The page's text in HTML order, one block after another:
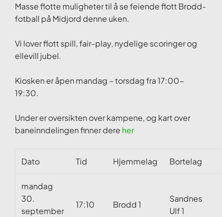
Masse flotte muligheter til å se feiende flott Brodd-
fotball på Midjord denne uken.
Vi lover flott spill, fair-play, nydelige scoringer og
ellevill jubel.
Kiosken er åpen mandag – torsdag fra 17:00-
19:30.
Under er oversikten over kampene, og kart over
baneinndelingen finner dere her
Dato Tid Hjemmelag Bortelag
mandag
30.
september
17:10 Brodd 1
Sandnes
Ulf 1